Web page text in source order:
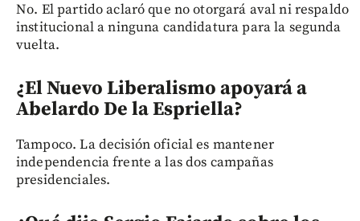
No. El partido aclaró que no otorgará aval ni respaldo
institucional a ninguna candidatura para la segunda
vuelta.
¿El Nuevo Liberalismo apoyará a
Abelardo De la Espriella?
Tampoco. La decisión oficial es mantener
independencia frente a las dos campañas
presidenciales.